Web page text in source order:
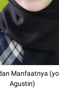
Manfaatnya
Agustin)